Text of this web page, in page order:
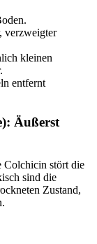
verzweigter
kleinen
entfernt
Äußerst
Colchicin stört die
sind die
Zustand,